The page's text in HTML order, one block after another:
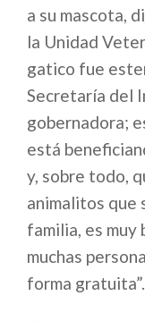
a su mascota,
la Unidad
gatico fue
Secretaría del
gobernadora;
está
y, sobre todo,
animalitos que
familia, es muy
muchas
forma gratuita”.